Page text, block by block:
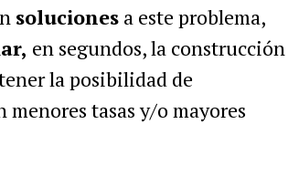
solucionesa este problema,
en segundos, la construcción
la posibilidad de
menores tasas y/o mayores